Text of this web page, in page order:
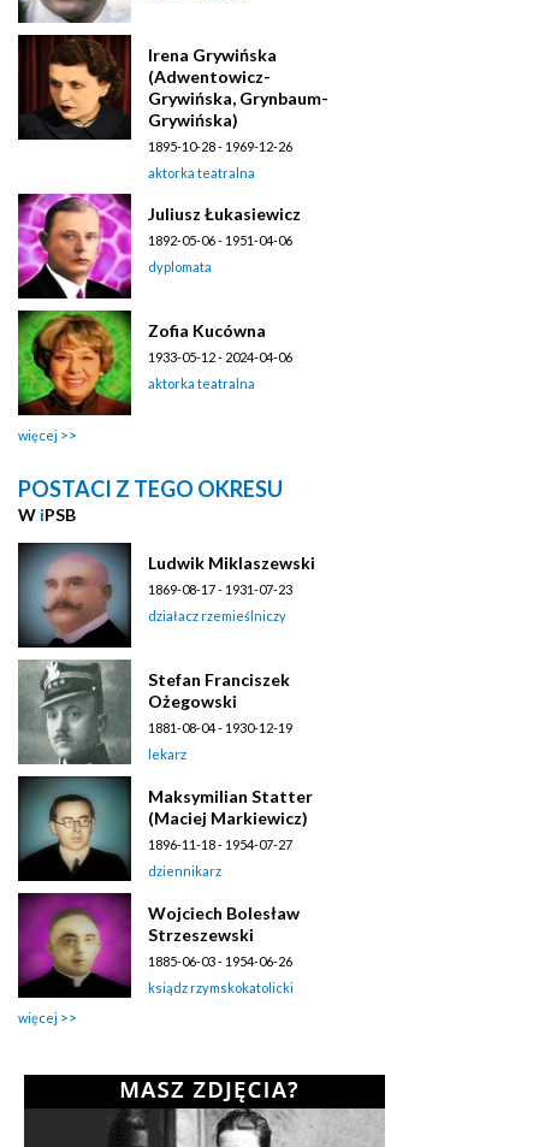
Irena Grywińska
(Adwentowicz-
Grywińska, Grynbaum-
Grywińska)
1895-10-28 - 1969-12-26
aktorka teatralna
Juliusz Łukasiewicz
1892-05-06 - 1951-04-06
dyplomata
Zofia Kucówna
1933-05-12 - 2024-04-06
aktorka teatralna
więcej
POSTACI Z TEGO OKRESU
W iPSB
Ludwik Miklaszewski
1869-08-17 - 1931-07-23
działacz rzemieślniczy
Stefan Franciszek
Ożegowski
1881-08-04 - 1930-12-19
lekarz
Maksymilian Statter
(Maciej Markiewicz)
1896-11-18 - 1954-07-27
dziennikarz
Wojciech Bolesław
Strzeszewski
1885-06-03 - 1954-06-26
ksiądz rzymskokatolicki
więcej